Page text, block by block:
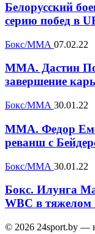
Белорусский
серию побед в
Бокс/ММА 07.02.22
MMA. Дастин
завершение
Бокс/ММА 30.01.22
MMA. Федор
реванш с
Бокс/ММА 30.01.22
Бокс. Илунга
WBC в тяжелом
© 2026 24sport.by —